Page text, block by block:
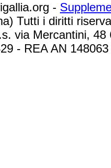
-
Tutti i diritti
via Mercantini,
- REA AN